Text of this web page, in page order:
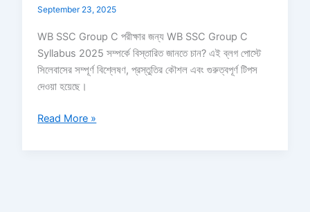
September 23, 2025
WB SSC Group C পরীক্ষার জন্য WB SSC Group C
Syllabus 2025 সম্পর্কে বিস্তারিত জানতে চান? এই ব্লগ পোস্টে
সিলেবাসের সম্পূর্ণ বিশ্লেষণ, প্রস্তুতির কৌশল এবং গুরুত্বপূর্ণ টিপস
দেওয়া হয়েছে।
Read More »